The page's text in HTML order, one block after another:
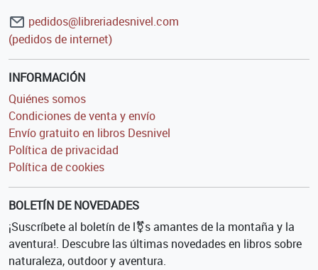
pedidos@libreriadesnivel.com
(pedidos de internet)
INFORMACIÓN
Quiénes somos
Condiciones de venta y envío
Envío gratuito en libros Desnivel
Política de privacidad
Política de cookies
BOLETÍN DE NOVEDADES
¡Suscríbete al boletín de l⚧s amantes de la montaña y la
aventura!. Descubre las últimas novedades en libros sobre
naturaleza, outdoor y aventura.